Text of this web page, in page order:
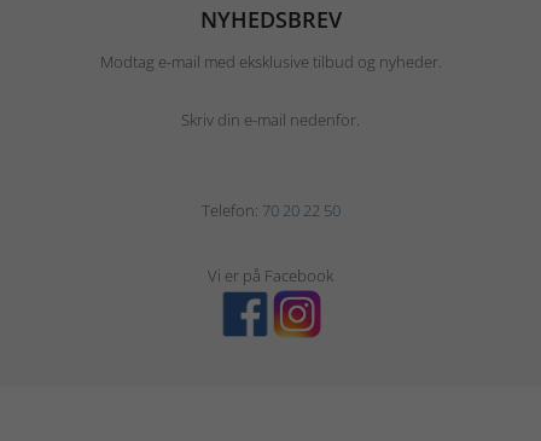
NYHEDSBREV
Modtag e-mail med eksklusive tilbud og nyheder.
Skriv din e-mail nedenfor.
Telefon: 70 20 22 50
Vi er på Facebook